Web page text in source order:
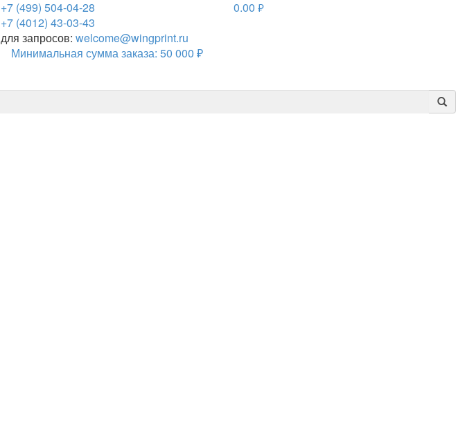
+7 (499) 504-04-28
+7 (4012) 43-03-43
для запросов: welcome@wingprint.ru
Минимальная сумма заказа: 50 000 ₽
0.00 руб.